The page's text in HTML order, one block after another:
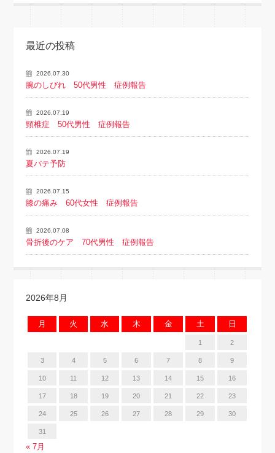
最近の投稿
2026.07.30
腕のしびれ 50代男性 症例報告
2026.07.19
頸椎症 50代男性 症例報告
2026.07.19
夏バテ予防
2026.07.15
膝の痛み 60代女性 症例報告
2026.07.08
骨折後のケア 70代男性 症例報告
2026年8月
月 火 水 木 金 土 日
1 2
3 4 5 6 7 8 9
10 11 12 13 14 15 16
17 18 19 20 21 22 23
24 25 26 27 28 29 30
31
« 7月